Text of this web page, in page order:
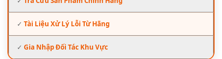
✓ Tài Liệu Xử Lý Lỗi Từ Hãng
✓ Gia Nhập Đối Tác Khu Vực